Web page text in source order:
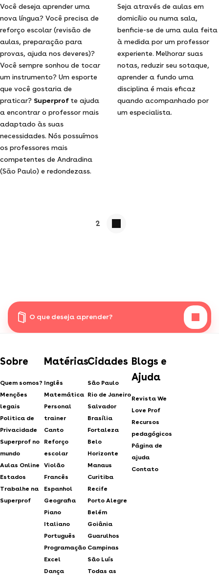
Você deseja aprender uma
nova língua? Você precisa de
reforço escolar (revisão de
aulas, preparação para
provas, ajuda nos deveres)?
Você sempre sonhou de tocar
um instrumento? Um esporte
que você gostaria de
praticar? Superprof te ajuda
a encontrar o professor mais
adaptado às suas
necessidades. Nós possuímos
os professores mais
competentes de Andradina
(São Paulo) e redondezass.
Seja através de aulas em
domicílio ou numa sala,
benficie-se de uma aula feita
à medida por um professor
experiente. Melhorar suas
notas, reduzir seu sotaque,
aprender a fundo uma
disciplina é mais eficaz
quando acompanhado por
um especialista.
2
O que deseja aprender?
Sobre
Quem somos?
Menções
legais
Politica de
Privacidade
Superprof no
mundo
Aulas Online
Estados
Trabalhe na
Superprof
Matérias
Inglês
Matemática
Personal
trainer
Canto
Reforço
escolar
Violão
Francês
Espanhol
Geografia
Piano
Italiano
Português
Programação
Excel
Dança
Cidades
São Paulo
Rio de Janeiro
Salvador
Brasília
Fortaleza
Belo
Horizonte
Manaus
Curitiba
Recife
Porto Alegre
Belém
Goiânia
Guarulhos
Campinas
São Luís
Todas as
Blogs e
Ajuda
Revista We
Love Prof
Recursos
pedagógicos
Página de
ajuda
Contato